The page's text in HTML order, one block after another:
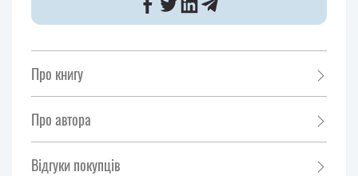
Про книгу
Про автора
Відгуки покупців